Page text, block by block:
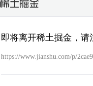
即将离开稀土掘金，请
https://www.jianshu.com/p/